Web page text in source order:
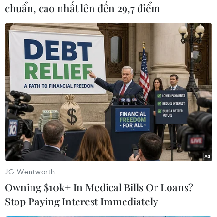
(TTXVN/Vietnam+)
#Thuế quan #Xuất khẩu #Nhập khẩu
chuẩn, cao nhất lên đến 29,7 điểm
JG Wentworth
Owning $10k+ In Medical Bills Or Loans?
Stop Paying Interest Immediately